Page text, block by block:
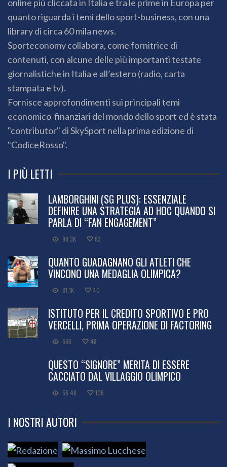
online più cliccata in Italia e tra le prime in Europa per
quanto riguarda i temi dello sport-business, con una
library di circa 60 mila news.
Sporteconomy collabora, come fornitrice di
contenuti, con alcune delle più importanti testate
giornalistiche in Italia e all’estero (radio, carta
stampata e tv).
Fornisce approfondimenti sui principali temi
economico-finanziari del mondo dello sport ed è stata
"contributor" di SkySport nella prima edizione di
"CodiceRosso".
I PIÙ LETTI
LAMBORGHINI (SG PLUS): ESSENZIALE
DEFINIRE UNA STRATEGIA AD HOC QUANDO SI
PARLA DI “FAN ENGAGEMENT”
98.3K 83
QUANTO GUADAGNANO GLI ATLETI CHE
VINCONO UNA MEDAGLIA OLIMPICA?
81.1K 40
ISTITUTO PER IL CREDITO SPORTIVO E PRO
VERCELLI, PRIMA OPERAZIONE DI FACTORING
66K 48
QUESTO “SIGNORE” MERITA DI ESSERE
CACCIATO DAL VILLAGGIO OLIMPICO
56.4K 106
I NOSTRI AUTORI